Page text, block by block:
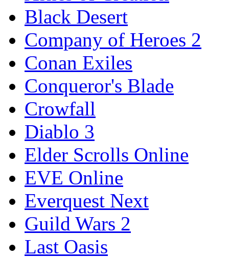
Black Desert
Company of Heroes 2
Conan Exiles
Conqueror's Blade
Crowfall
Diablo 3
Elder Scrolls Online
EVE Online
Everquest Next
Guild Wars 2
Last Oasis